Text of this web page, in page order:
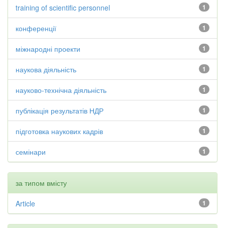
1
training of scientific personnel
1
конференції
1
міжнародні проекти
1
наукова діяльність
1
науково-технічна діяльність
1
публікація результатів НДР
1
підготовка наукових кадрів
1
семінари
за типом вмісту
1
Article